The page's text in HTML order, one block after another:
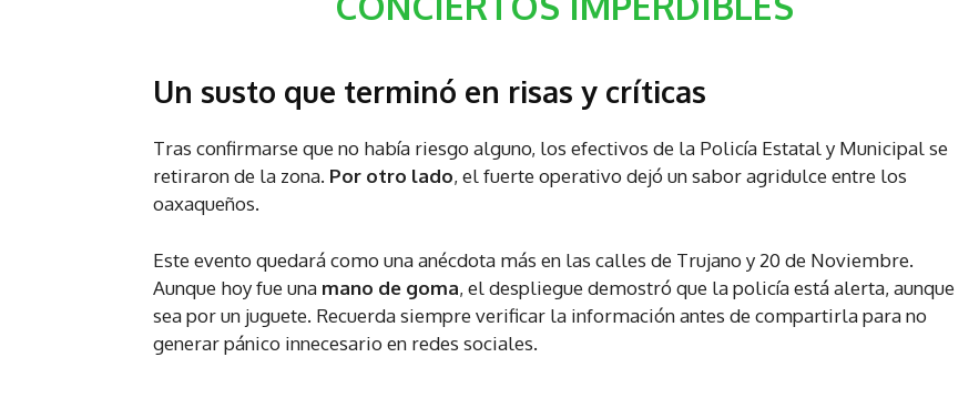
Un susto que terminó en risas y críticas
Tras confirmarse que no había riesgo alguno, los efectivos de la Policía Estatal y Municipal se
retiraron de la zona. Por otro lado, el fuerte operativo dejó un sabor agridulce entre los
oaxaqueños.
Este evento quedará como una anécdota más en las calles de Trujano y 20 de Noviembre.
Aunque hoy fue una mano de goma, el despliegue demostró que la policía está alerta, aunque
sea por un juguete. Recuerda siempre verificar la información antes de compartirla para no
generar pánico innecesario en redes sociales.